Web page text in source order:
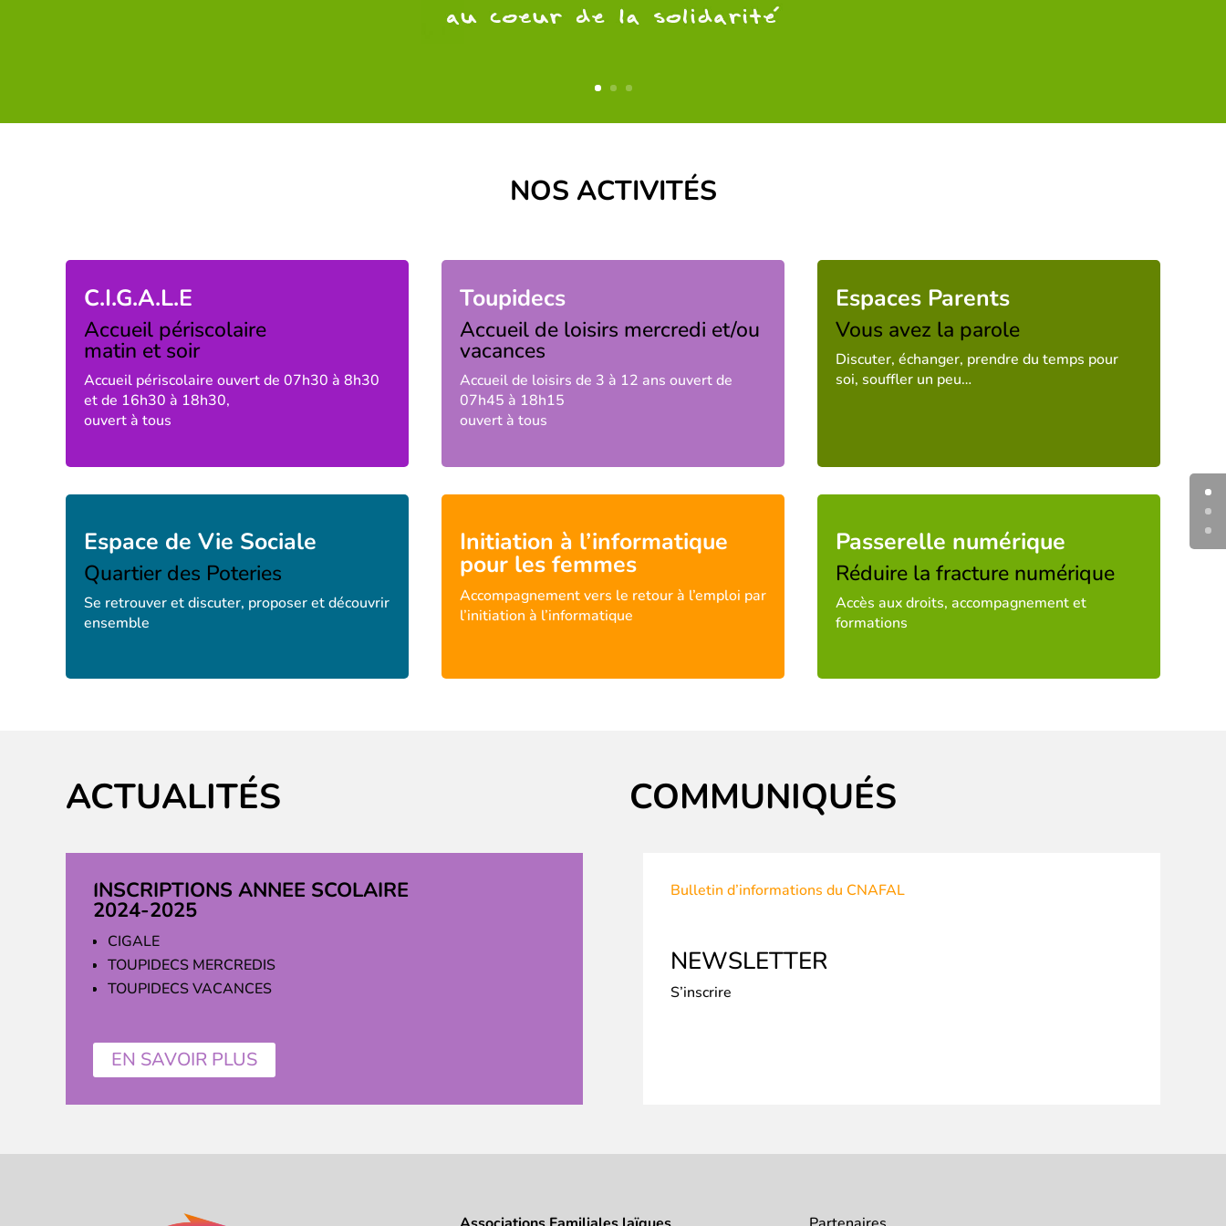
NOS ACTIVITÉS
C.I.G.A.L.E
Accueil périscolaire
matin et soir
Accueil périscolaire ouvert de 07h30 à 8h30
et de 16h30 à 18h30,
ouvert à tous
Toupidecs
Accueil de loisirs mercredi et/ou
vacances
Accueil de loisirs de 3 à 12 ans ouvert de
07h45 à 18h15
ouvert à tous
Espaces Parents
Vous avez la parole
Discuter, échanger, prendre du temps pour
soi, souffler un peu…
Espace de Vie Sociale
Quartier des Poteries
Se retrouver et discuter, proposer et découvrir
ensemble
Initiation à l’informatique
pour les femmes
Accompagnement vers le retour à l’emploi par
l’initiation à l’informatique
Passerelle numérique
Réduire la fracture numérique
Accès aux droits, accompagnement et
formations
ACTUALITÉS COMMUNIQUÉS
INSCRIPTIONS ANNEE SCOLAIRE
2024-2025
CIGALE
TOUPIDECS MERCREDIS
TOUPIDECS VACANCES
EN SAVOIR PLUS
Bulletin d’informations du CNAFAL
NEWSLETTER
S’inscrire